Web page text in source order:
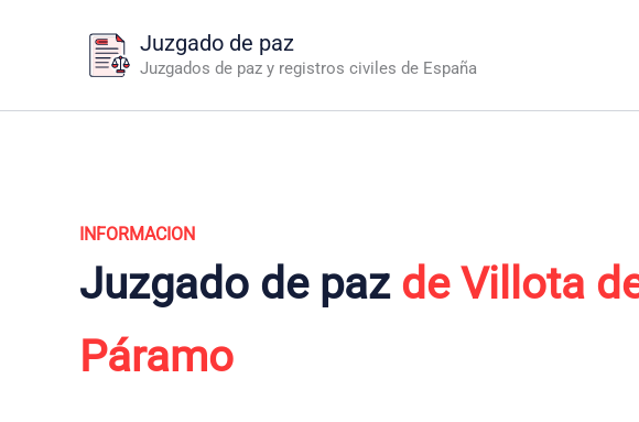
Juzgado de paz
Juzgados de paz y registros civiles de España
INFORMACION
Juzgado de paz de Villota
Páramo